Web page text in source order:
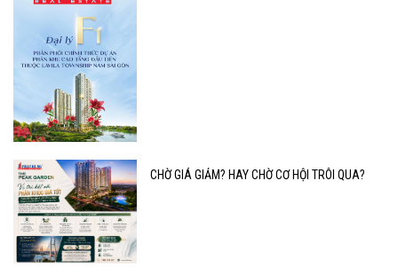
CHỜ GIÁ GIẢM? HAY CHỜ CƠ HỘI TRÔI QUA?